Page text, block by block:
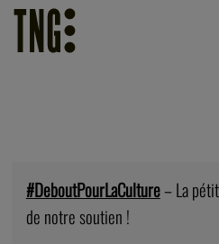
#DeboutPourLaCulture– La
de notre soutien !